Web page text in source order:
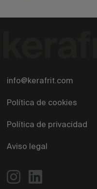
info@kerafrit.com
Política de cookies
Política de privacidad
Aviso legal